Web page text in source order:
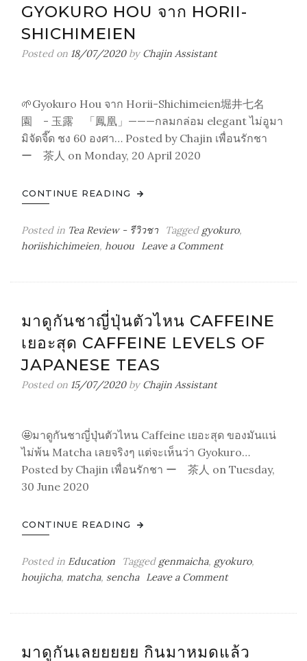
GYOKURO HOU จาก HORII-
SHICHIMEIEN
Posted on 18/07/2020by Chajin Assistant
🌱Gyokuro Hou จาก Horii-Shichimeien堀井七名
園 - 玉露 「鳳凰」———กลมกล่อม elegant ไม่อูมา
มิจัดจี๊ด ชง 60 องศา… Posted by Chajin เพื่อนรักชา
ー 茶人 on Monday, 20 April 2020
CONTINUE READING
Posted in Tea Review - รีวิวชา Tagged gyokuro,
horiishichimeien, houou Leave a Commenton
Shichimeien
มาดูกันชาญี่ปุ่นตัวไหน CAFFEINE
เยอะสุด CAFFEINE LEVELS OF
JAPANESE TEAS
Posted on 15/07/2020by Chajin Assistant
🤩มาดูกันชาญี่ปุ่นตัวไหน Caffeine เยอะสุด ของมันแน่
ไม่พ้น Matcha เลยจริงๆ แต่จะเห็นว่า Gyokuro…
Posted by Chajin เพื่อนรักชา ー 茶人 on Tuesday,
30 June 2020
CONTINUE READING
Posted in Education Tagged genmaicha, gyokuro,
houjicha, matcha, sencha Leave a Commenton
ญี่ปุ่น
มาดูกันเลยยยยย กินมาหมดแล้ว